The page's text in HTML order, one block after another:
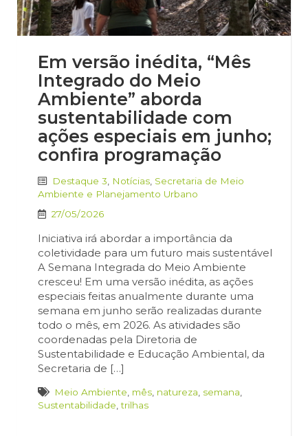
Em versão inédita, “Mês
Integrado do Meio
Ambiente” aborda
sustentabilidade com
ações especiais em junho;
confira programação
Destaque 3 Notícias Secretaria de Meio
Ambiente e Planejamento Urbano
27/05/2026
Iniciativa irá abordar a importância da
coletividade para um futuro mais sustentável
A Semana Integrada do Meio Ambiente
cresceu! Em uma versão inédita, as ações
especiais feitas anualmente durante uma
semana em junho serão realizadas durante
todo o mês, em 2026. As atividades são
coordenadas pela Diretoria de
Sustentabilidade e Educação Ambiental, da
Secretaria de […]
Meio Ambiente mês natureza semana
Sustentabilidade ,trilhas